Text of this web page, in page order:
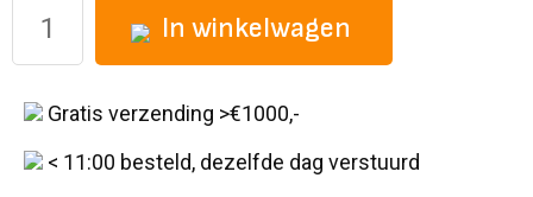
In winkelwagen
Gratis verzending >€1000,-
< 11:00 besteld, dezelfde dag verstuurd